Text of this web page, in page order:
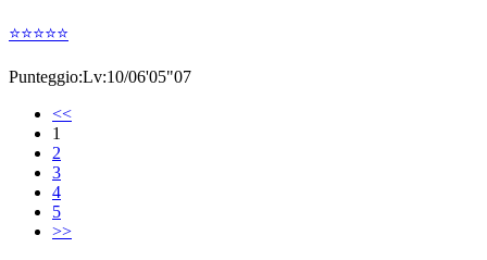
⭐️⭐️⭐️⭐️⭐️
Punteggio:Lv:10/06'05"07
<<
1
2
3
4
5
>>